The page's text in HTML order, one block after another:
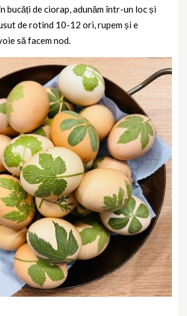
bucăți de ciorap, adunăm într-un loc și
de rotind 10-12 ori, rupem și e
să facem nod.